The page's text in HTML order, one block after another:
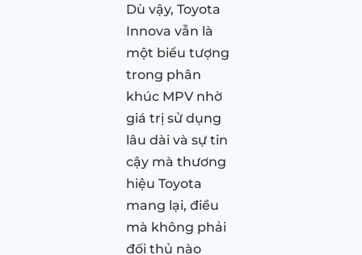
Dù vậy, Toyota
Innova vẫn là
một biểu tượng
trong phân
khúc MPV nhờ
giá trị sử dụng
lâu dài và sự tin
cậy mà thương
hiệu Toyota
mang lại, điều
mà không phải
đối thủ nào